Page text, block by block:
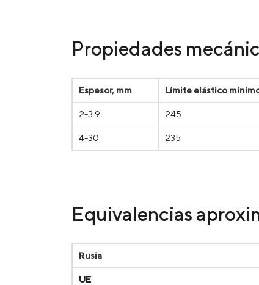
Propiedades
Espesor, mm Límite elástico
2-3.9 245
4-30 235
Equivalencias
Rusia
UE